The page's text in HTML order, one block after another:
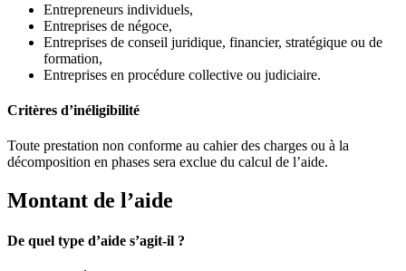
Entrepreneurs individuels,
Entreprises de négoce,
Entreprises de conseil juridique, financier, stratégique ou de
formation,
Entreprises en procédure collective ou judiciaire.
Critères d’inéligibilité
Toute prestation non conforme au cahier des charges ou à la
décomposition en phases sera exclue du calcul de l’aide.
Montant de l’aide
De quel type d’aide s’agit-il ?